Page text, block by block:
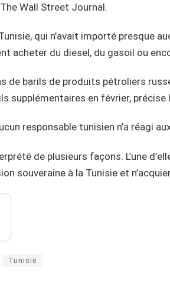
Wall Street Journal.
qui n’avait importé presque
acheter du diesel, du gasoil ou
de barils de produits pétroliers
supplémentaires en février, précise
responsable tunisien n’a réagi
de plusieurs façons. L’une
souveraine à la Tunisie et
Tunisie